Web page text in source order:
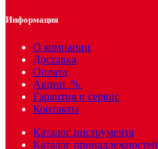
Информация
О компании
Доставка
Оплата
Акции %
Гарантия и сервис
Контакты
Каталог инструмента
Каталог принадлежностей